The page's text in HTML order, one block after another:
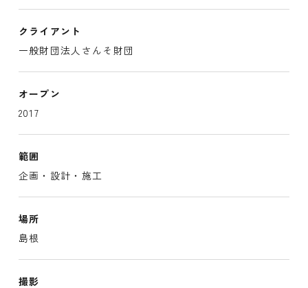
クライアント
一般財団法人さんそ財団
オープン
2017
範囲
企画・設計・施工
場所
島根
撮影